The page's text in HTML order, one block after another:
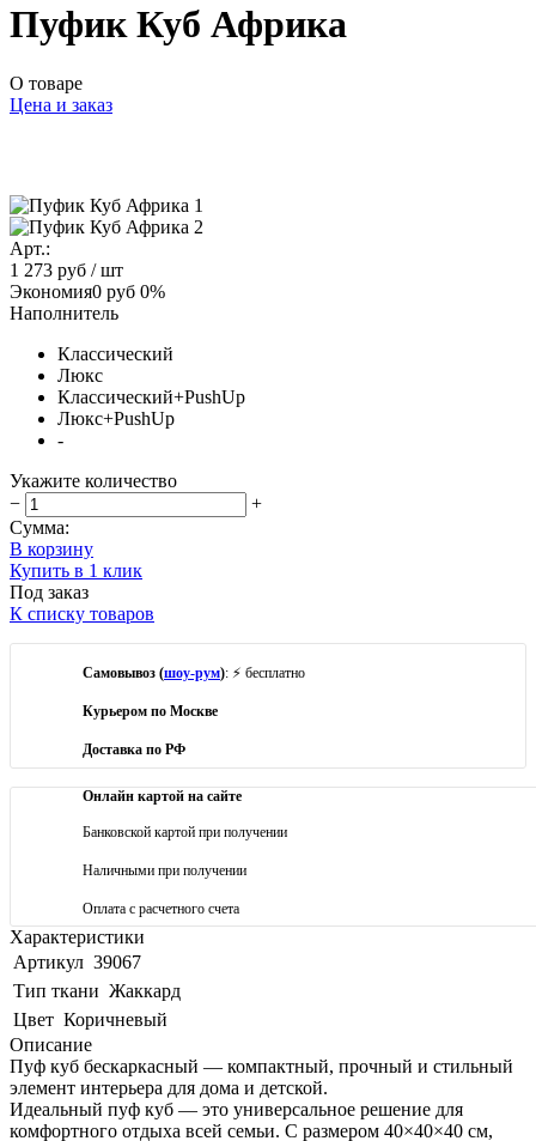
Пуфик Куб Африка
О товаре
Цена и заказ
Арт.:
1 273 руб / шт
Экономия0 руб 0%
Наполнитель
Классический
Люкс
Классический+PushUp
Люкс+PushUp
-
Укажите количество
−
+
Сумма:
В корзину
Купить в 1 клик
Под заказ
К списку товаров
Самовывоз (шоу-рум): ⚡ бесплатно
Курьером по Москве
Доставка по РФ
Онлайн картой на сайте
Банковской картой при получении
Наличными при получении
Оплата с расчетного счета
Характеристики
Артикул 39067
Тип ткани Жаккард
Цвет Коричневый
Описание
Пуф куб бескаркасный — компактный, прочный и стильный
элемент интерьера для дома и детской.
Идеальный пуф куб — это универсальное решение для
комфортного отдыха всей семьи. С размером 40×40×40 см,